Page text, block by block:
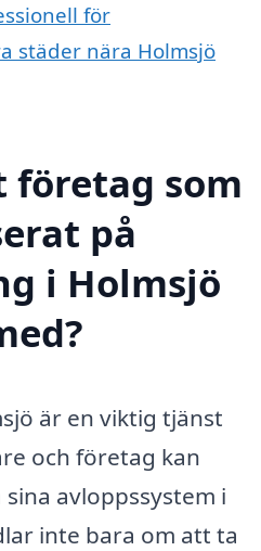
för
städer nära Holmsjö
företag som
på
i Holmsjö
är en viktig tjänst
och företag kan
avloppssystem i
inte bara om att ta